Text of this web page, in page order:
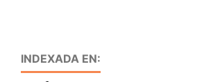
INDEXADA EN: